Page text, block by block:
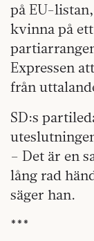
på EU-
kvinna på
Expressen
från
SD:s
– Det är en
lång rad
säger han.
***